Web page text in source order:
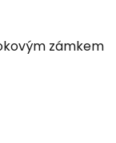
zámkem